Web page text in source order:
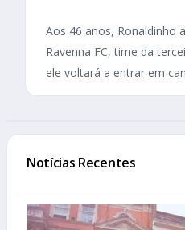
Aos 46 anos, Ronaldinho
Ravenna FC, time da
ele voltará a entrar em
Notícias Recentes